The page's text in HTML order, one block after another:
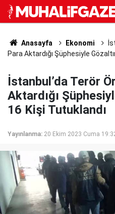
Anasayfa Ekonomi
Para Aktardığı Şüphesiyle
İstanbul’da Terör
Aktardığı
16 Kişi Tutuklandı
Yayınlanma: 20 Ekim 2023 Cuma